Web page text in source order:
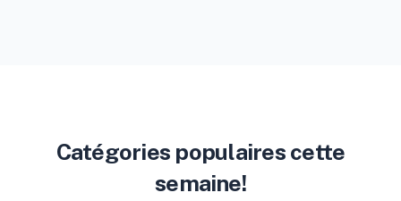
Catégories populaires cette
semaine!